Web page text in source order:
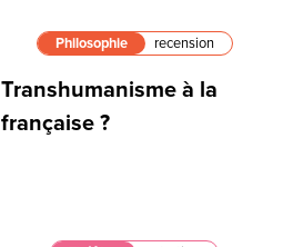
Philosophie recension
Transhumanisme à la
française ?